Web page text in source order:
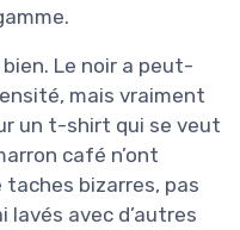
Le noir a peut-
mais vraiment
un t-shirt qui se veut
café n’ont
taches bizarres, pas
lavés avec d’autres